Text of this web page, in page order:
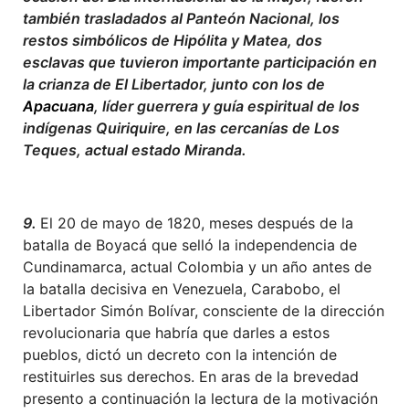
también trasladados al Panteón Nacional, los
restos simbólicos de Hipólita y Matea, dos
esclavas que tuvieron importante participación en
la crianza de El Libertador, junto con los de
Apacuana, líder guerrera y guía espiritual de los
indígenas Quiriquire, en las cercanías de Los
Teques, actual estado Miranda.
9. El 20 de mayo de 1820, meses después de la
batalla de Boyacá que selló la independencia de
Cundinamarca, actual Colombia y un año antes de
la batalla decisiva en Venezuela, Carabobo, el
Libertador Simón Bolívar, consciente de la dirección
revolucionaria que habría que darles a estos
pueblos, dictó un decreto con la intención de
restituirles sus derechos. En aras de la brevedad
presento a continuación la lectura de la motivación